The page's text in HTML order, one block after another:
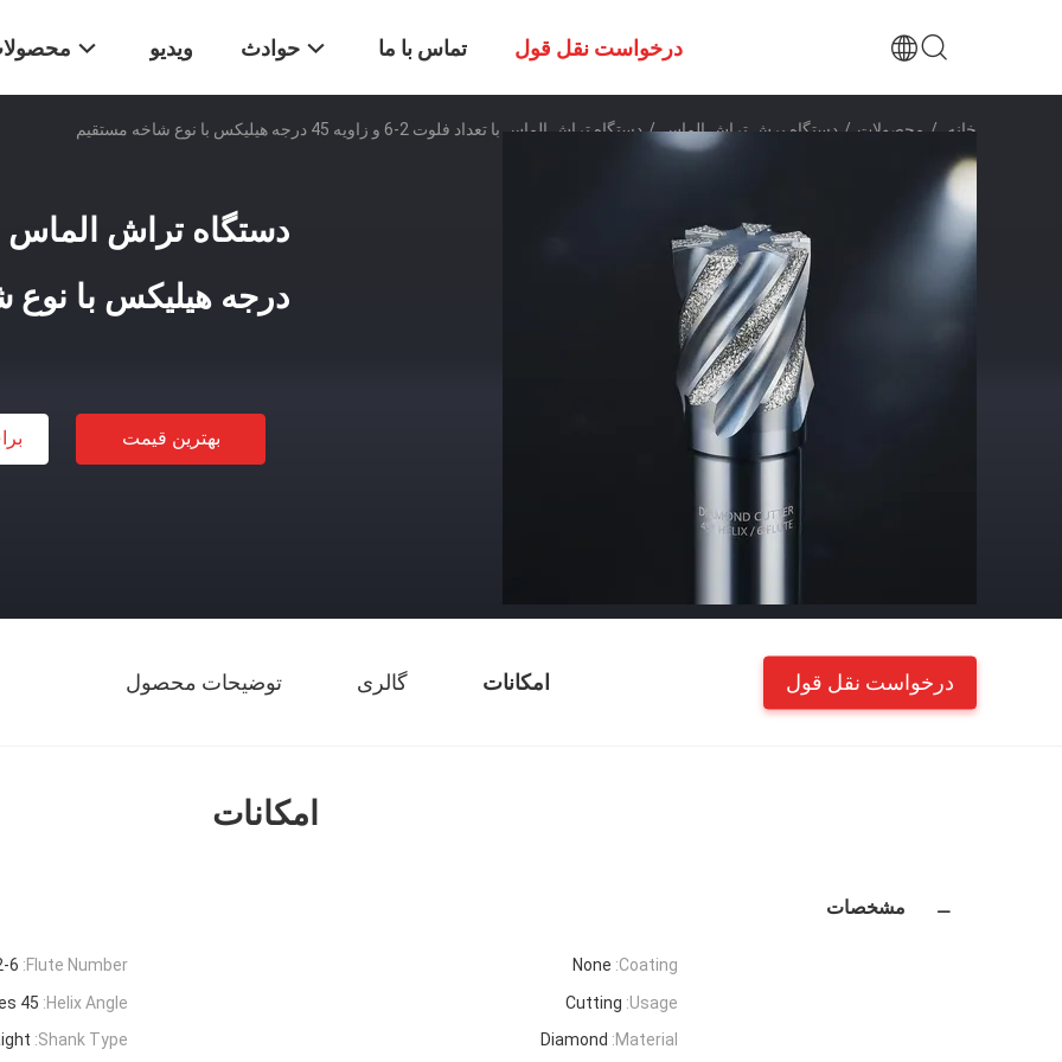
ویدیو حوادث تماس با ما درخواست نقل قول
خانه / محصولات / دستگاه برش تراش الماس / دستگاه تراش الماس با تعداد فلوت 2-6 و زاویه 45 درجه هیلیکس با نوع شاخه مستقیم
درجه هیلیکس با
بهترین قیمت
امکانات گالری توضیحات محصول درخواست نقل قول
امکانات
مشخصات
Flute Number:
6 Coating:
None
Helix Angle:
45 Degrees Usage:
Cutting
Shank Type:
Material:
Diamond